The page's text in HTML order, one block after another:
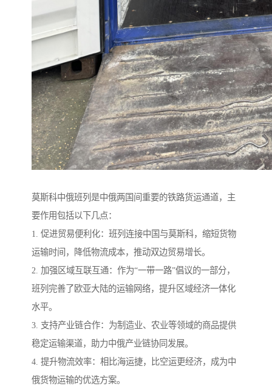
莫斯科中俄班列是中俄两国间重要的铁路货运通道，主
要作用包括以下几点：
1. 促进贸易便利化：班列连接中国与莫斯科，缩短货物
运输时间，降低物流成本，推动双边贸易增长。
2. 加强区域互联互通：作为“一带一路”倡议的一部分，
班列完善了欧亚大陆的运输网络，提升区域经济一体化
水平。
3. 支持产业链合作：为制造业、农业等领域的商品提供
稳定运输渠道，助力中俄产业链协同发展。
4. 提升物流效率：相比海运捷，比空运更经济，成为中
俄货物运输的优选方案。